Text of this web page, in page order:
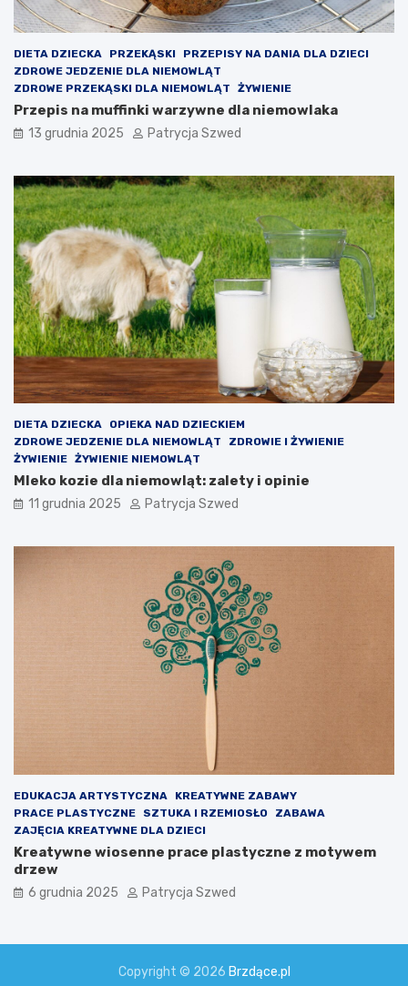
e
r
z
y
n
o
k
o
r
z
y
ś
c
i
o
a
j
a
k
i
z
a
j
ę
c
i
a
p
o
z
a
l
e
k
c
y
j
n
?
DIETA DZIECKA PRZEKĄSKI
PRZEPISY NA DANIA DLA DZIECI
ZDROWE JEDZENIE DLA NIEMOWLĄT
ZDROWE PRZEKĄSKI DLA NIEMOWLĄT
ŻYWIENIE
Przepis na muffinki warzywne dla niemowlaka
13 grudnia 2025 Patrycja Szwed
DIETA DZIECKA
OPIEKA NAD DZIECKIEM
ZDROWE JEDZENIE DLA NIEMOWLĄT
ZDROWIE I ŻYWIENIE
ŻYWIENIE ŻYWIENIE NIEMOWLĄT
Mleko kozie dla niemowląt: zalety i opinie
11 grudnia 2025 Patrycja Szwed
EDUKACJA ARTYSTYCZNA
KREATYWNE ZABAWY
PRACE PLASTYCZNE
SZTUKA I RZEMIOSŁO
ZABAWA
ZAJĘCIA KREATYWNE DLA DZIECI
Kreatywne wiosenne prace plastyczne z motywem
drzew
6 grudnia 2025 Patrycja Szwed
Copyright © 2026 Brzdące.pl